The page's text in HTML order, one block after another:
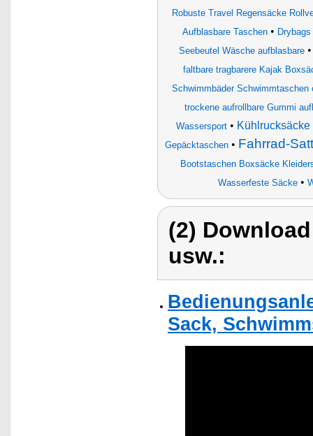
Robuste Travel Regensäcke
Aufblasbare Taschen• Drybags
Seebeutel Wäsche aufblasbare
faltbare tragbarere Kajak
Schwimmbäder Schwimmtaschen
trockene aufrollbare Gummi
Wassersport • Kühlrucksäcke
Gepäcktaschen • Fahrrad-
Bootstaschen Boxsäcke
Wasserfeste Säcke •
(2)
usw.:
Sack,